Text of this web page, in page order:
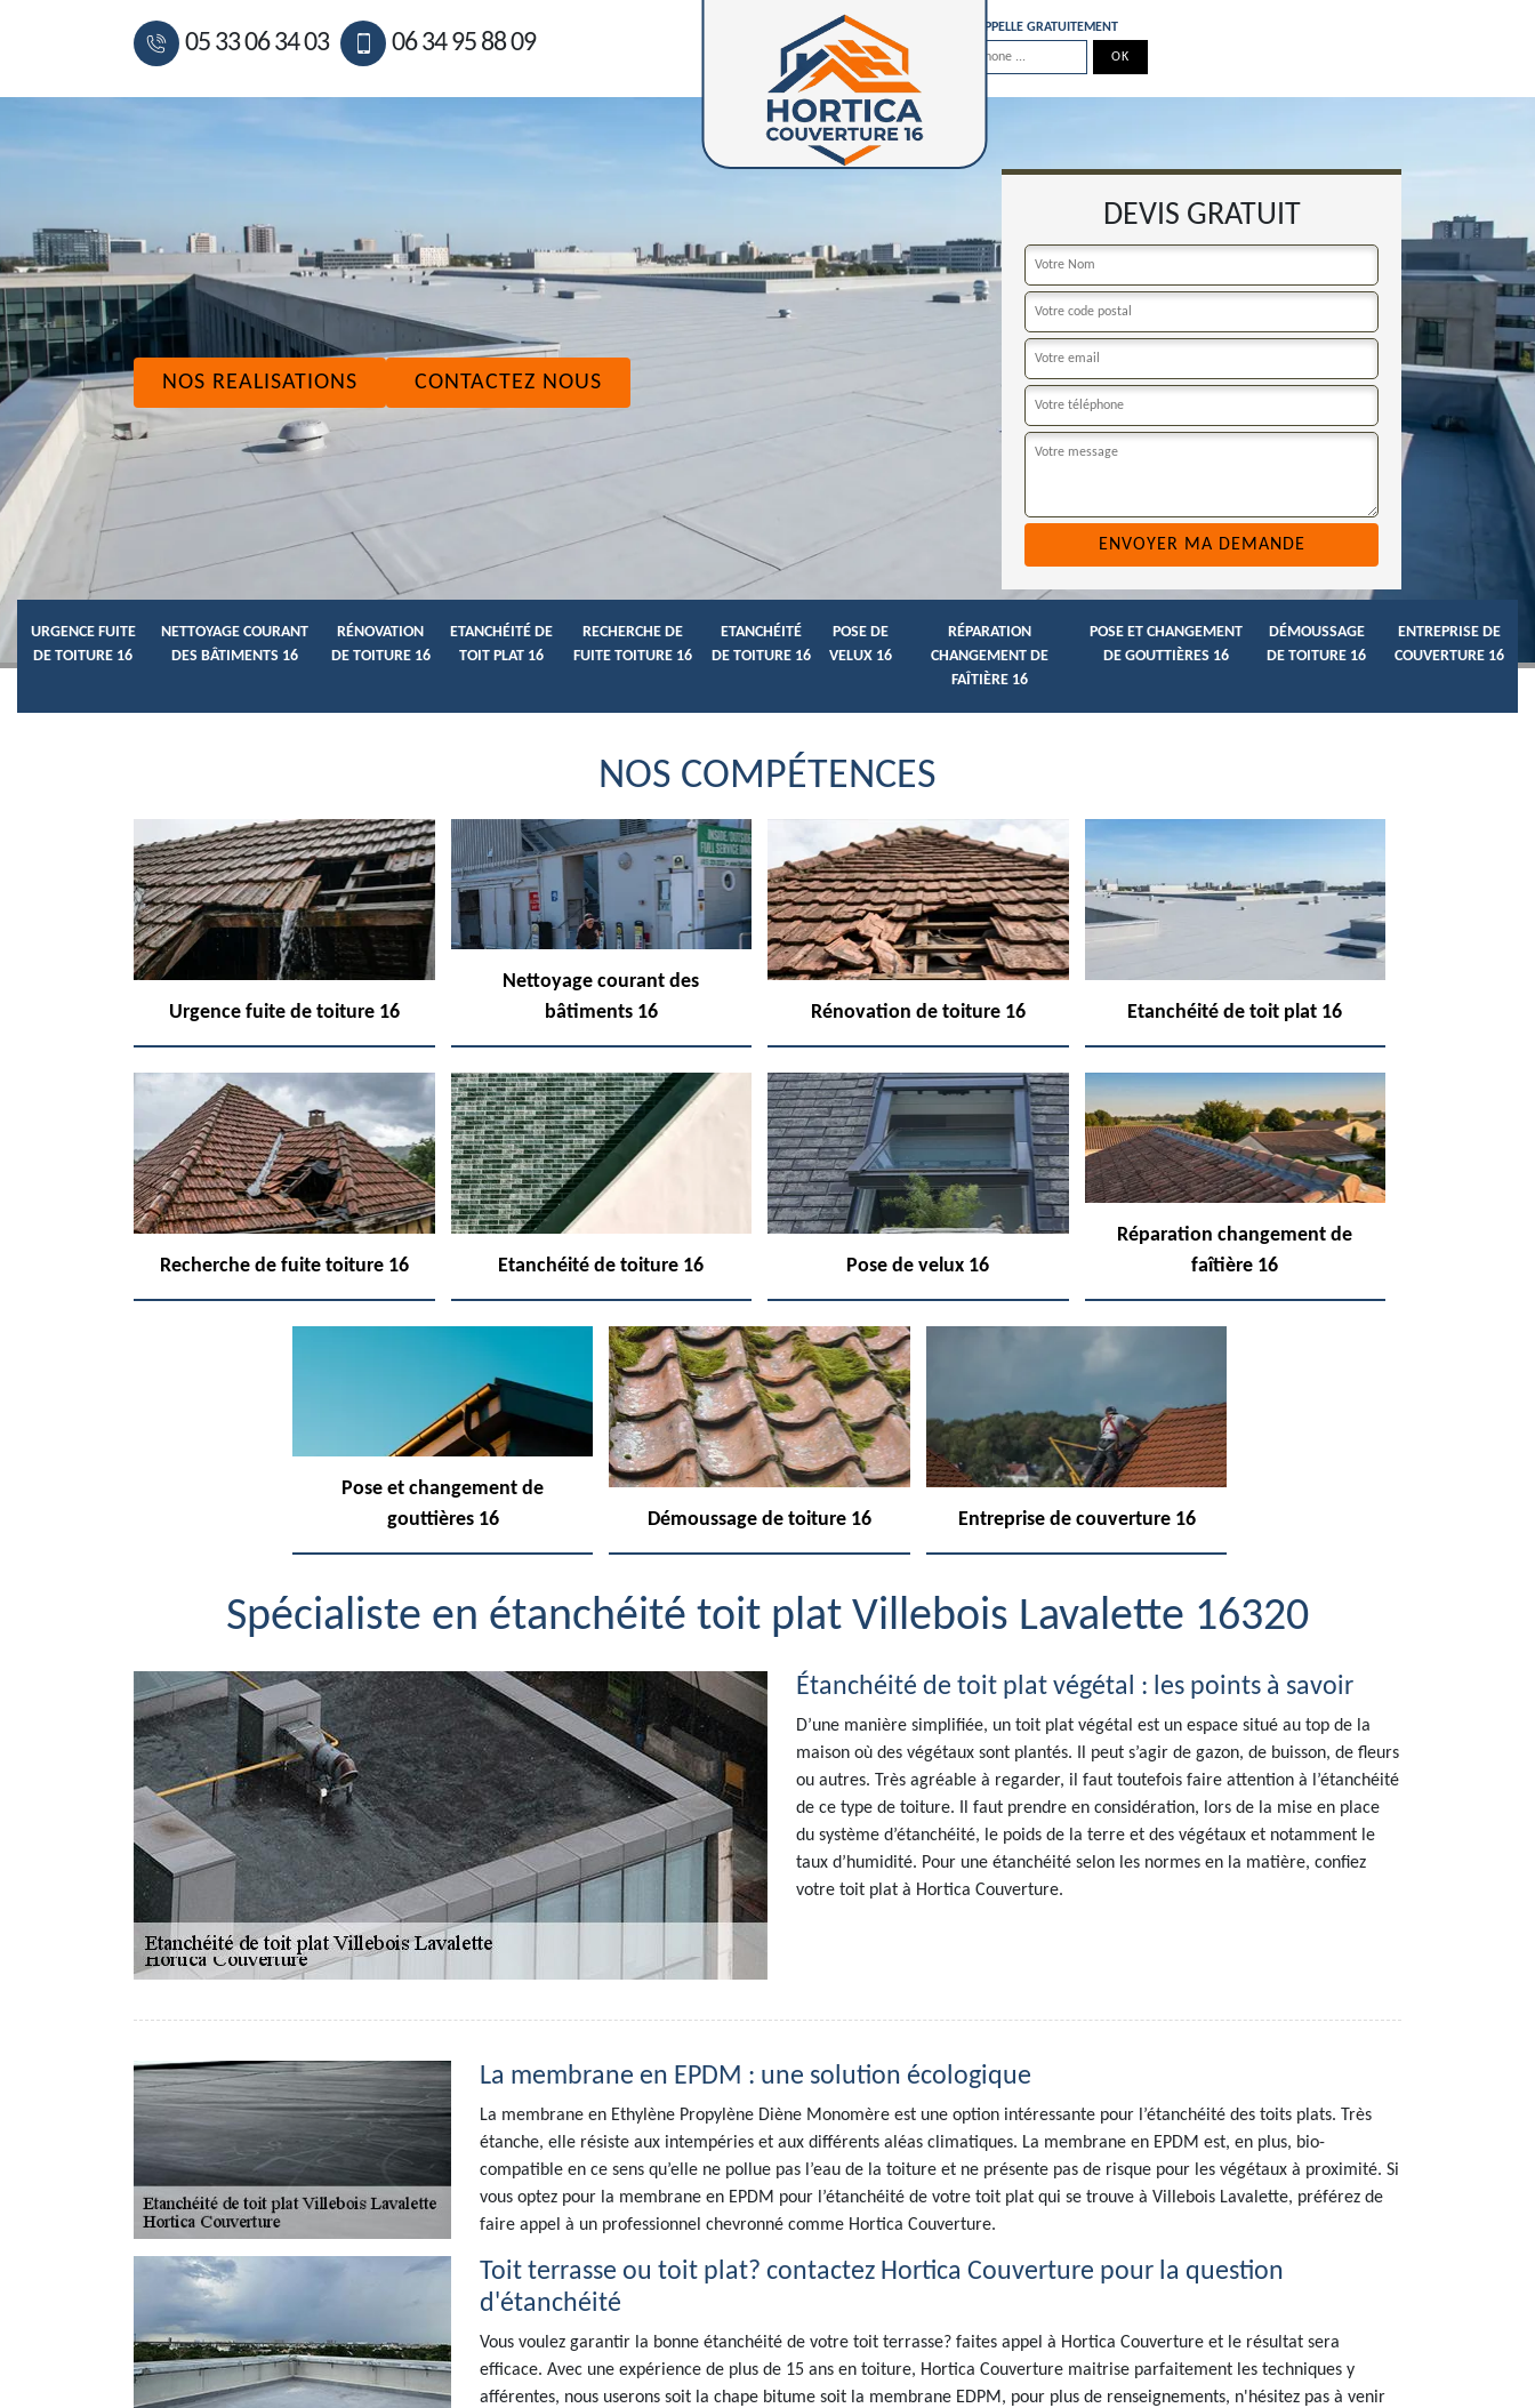
05 33 06 34 03 06 34 95 88 09
ON VOUS RAPPELLE GRATUITEMENT
NOS REALISATIONS CONTACTEZ NOUS
DEVIS GRATUIT
URGENCE FUITE
DE TOITURE 16
NETTOYAGE COURANT
DES BÂTIMENTS 16
RÉNOVATION
DE TOITURE 16
ETANCHÉITÉ DE
TOIT PLAT 16
RECHERCHE DE
FUITE TOITURE 16
ETANCHÉITÉ
DE TOITURE 16
POSE DE
VELUX 16
RÉPARATION
CHANGEMENT DE
FAÎTIÈRE 16
POSE ET CHANGEMENT
DE GOUTTIÈRES 16
DÉMOUSSAGE
DE TOITURE 16
ENTREPRISE DE
COUVERTURE 16
NOS COMPÉTENCES
Urgence fuite de toiture 16
Nettoyage courant des
bâtiments 16
Rénovation de toiture 16 Etanchéité de toit plat 16
Recherche de fuite toiture 16 Etanchéité de toiture 16 Pose de velux 16
Réparation changement de
faîtière 16
Pose et changement de
gouttières 16
Démoussage de toiture 16 Entreprise de couverture 16
Spécialiste en étanchéité toit plat Villebois Lavalette 16320
Étanchéité de toit plat végétal : les points à savoir
D’une manière simplifiée, un toit plat végétal est un espace situé au top de la
maison où des végétaux sont plantés. Il peut s’agir de gazon, de buisson, de fleurs
ou autres. Très agréable à regarder, il faut toutefois faire attention à l’étanchéité
de ce type de toiture. Il faut prendre en considération, lors de la mise en place
du système d’étanchéité, le poids de la terre et des végétaux et notamment le
taux d’humidité. Pour une étanchéité selon les normes en la matière, confiez
votre toit plat à Hortica Couverture.
La membrane en EPDM : une solution écologique
La membrane en Ethylène Propylène Diène Monomère est une option intéressante pour l’étanchéité des toits plats. Très
étanche, elle résiste aux intempéries et aux différents aléas climatiques. La membrane en EPDM est, en plus, bio-
compatible en ce sens qu’elle ne pollue pas l’eau de la toiture et ne présente pas de risque pour les végétaux à proximité. Si
vous optez pour la membrane en EPDM pour l’étanchéité de votre toit plat qui se trouve à Villebois Lavalette, préférez de
faire appel à un professionnel chevronné comme Hortica Couverture.
Toit terrasse ou toit plat? contactez Hortica Couverture pour la question
d'étanchéité
Vous voulez garantir la bonne étanchéité de votre toit terrasse? faites appel à Hortica Couverture et le résultat sera
efficace. Avec une expérience de plus de 15 ans en toiture, Hortica Couverture maitrise parfaitement les techniques y
afférentes, nous userons soit la chape bitume soit la membrane EDPM, pour plus de renseignements, n'hésitez pas à venir